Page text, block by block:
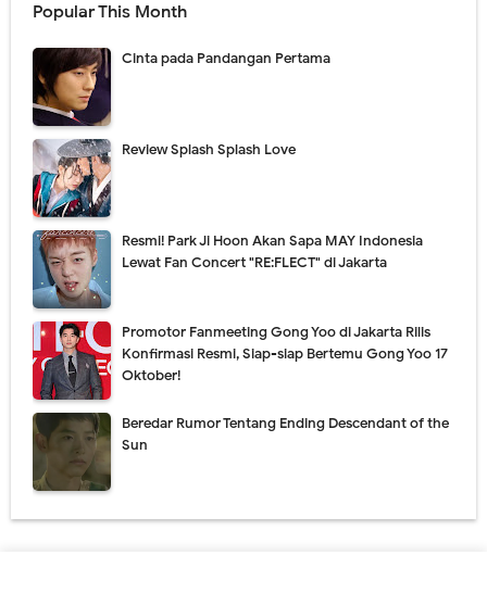
Popular This Month
Cinta pada Pandangan Pertama
Review Splash Splash Love
Resmi! Park Ji Hoon Akan Sapa MAY Indonesia
Lewat Fan Concert "RE:FLECT" di Jakarta
Promotor Fanmeeting Gong Yoo di Jakarta Rilis
Konfirmasi Resmi, Siap-siap Bertemu Gong Yoo 17
Oktober!
Beredar Rumor Tentang Ending Descendant of the
Sun